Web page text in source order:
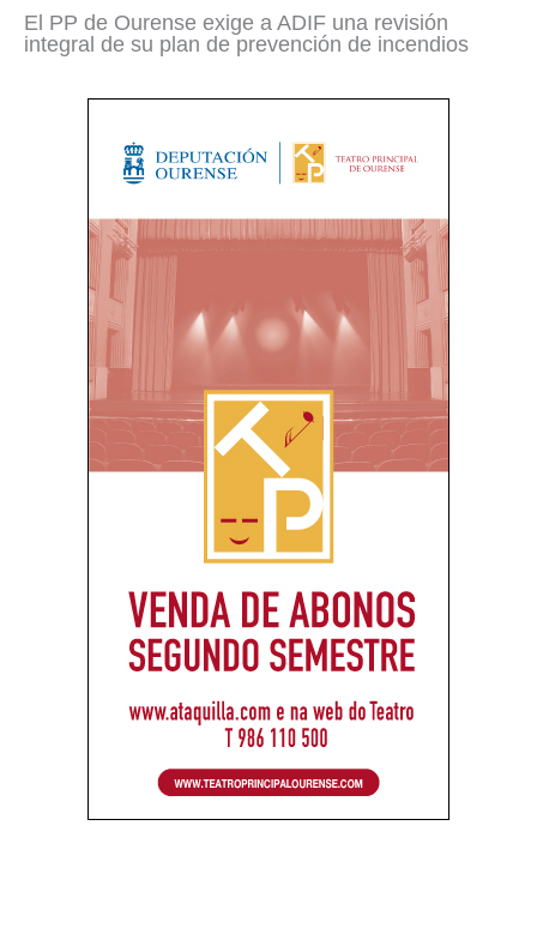
El PP de Ourense exige a ADIF una revisión
integral de su plan de prevención de incendios